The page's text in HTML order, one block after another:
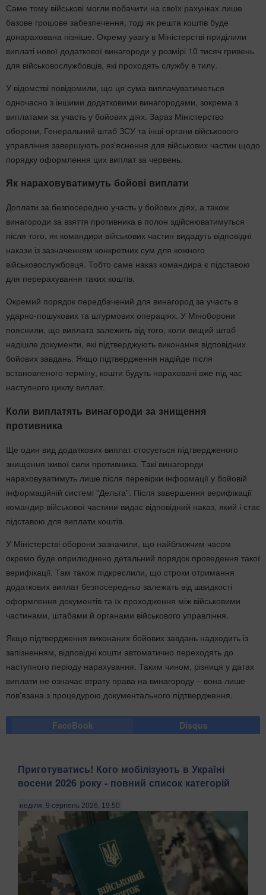
Саме тому військові могли побачити на своїх рахунках лише
базове грошове забезпечення, тоді як решта коштів буде
донарахована пізніше. Окрему увагу в Міністерстві приділили
виплаті нової додаткової винагороди у розмірі 10 тисяч гривень
для військовослужбовців, які проходять службу в тилу.
У відомстві повідомили, що ця сума виплачуватиметься
одночасно з іншими додатковими винагородами, зокрема з
виплатами за участь у бойових діях. Зараз Міністерство
оборони, Генеральний штаб ЗСУ та інші органи військового
управління завершують роз'яснення для військових частин щодо
порядку оформлення цих виплат за червень.
Як нараховуватимуть бойові виплати
Доплати за безпосередню участь у бойових діях, а також
винагороди за взяття противника в полон здійснюватимуться
після того, як командири військових частин видадуть відповідні
накази із зазначенням конкретних сум для кожного
військовослужбовця. Тобто саме наказ командира є підставою
для перерахування таких коштів.
Окремий порядок передбачений для винагород за участь в
ударно-пошукових та штурмових операціях. У Міноборони
пояснили, що виплата залежить від того, коли вищий штаб
надішле документи, які підтверджують виконання відповідних
бойових завдань. Якщо підтвердження надійде після
встановленого терміну, кошти будуть нараховані вже під час
наступного циклу виплат.
Коли виплатять винагороди за знищення
противника
Ще один вид додаткових виплат стосується підтвердженого
знищення живої сили противника. Такі винагороди
нараховуватимуть лише після перевірки інформації у бойовій
інформаційній системі "Дельта". Після завершення верифікації
командир військової частини видає відповідний наказ, який і стає
підставою для виплати коштів.
У Міністерстві оборони зазначили, що найближчим часом
окремо буде оприлюднено детальний порядок проведення такої
верифікації. Там також підкреслили, що строки отримання
додаткових виплат безпосередньо залежать від швидкості
оформлення документів та їх проходження між військовими
частинами, штабами й органами військового управління.
Якщо підтвердження виконаних бойових завдань надходить із
запізненням, відповідні кошти автоматично переходять до
наступного періоду нарахування. Таким чином, різниця у датах
виплати не означає втрату права на винагороду – вона лише
пов'язана з процедурою документального підтвердження.
FaceBook Disqus
Приготуватись! Кого мобілізують в Україні
восени 2026 року - повний список категорій
неділя, 9 серпень 2026, 19:50